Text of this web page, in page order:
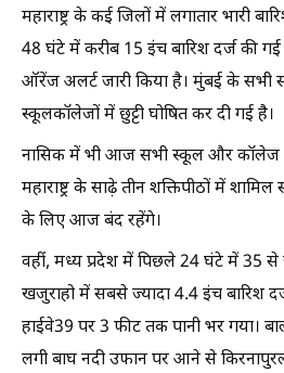
महाराष्ट्र के कई जिलों में लगातार भारी
48 घंटे में करीब 15 इंच बारिश दर्ज की
ऑरेंज अलर्ट जारी किया है। मुंबई के सभी
स्कूलकॉलेजों में छुट्टी घोषित कर दी गई है।
नासिक में भी आज सभी स्कूल और कॉलेज
महाराष्ट्र के साढ़े तीन शक्तिपीठों में
के लिए आज बंद रहेंगे।
वहीं, मध्य प्रदेश में पिछले 24 घंटे में 35 से
खजुराहो में सबसे ज्यादा 4.4 इंच बारिश
हाईवे39 पर 3 फीट तक पानी भर गया।
लगी बाघ नदी उफान पर आने से